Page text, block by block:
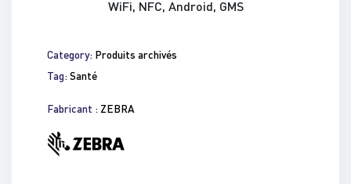
WiFi, NFC, Android, GMS
Category: Produits archivés
Tag:Santé
Fabricant : ZEBRA